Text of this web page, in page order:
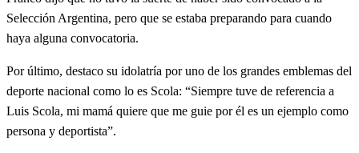
Selección Argentina, pero que se estaba preparando para cuando
haya alguna convocatoria.
Por último, destaco su idolatría por uno de los grandes emblemas del
deporte nacional como lo es Scola: “Siempre tuve de referencia a
Luis Scola, mi mamá quiere que me guie por él es un ejemplo como
persona y deportista”.